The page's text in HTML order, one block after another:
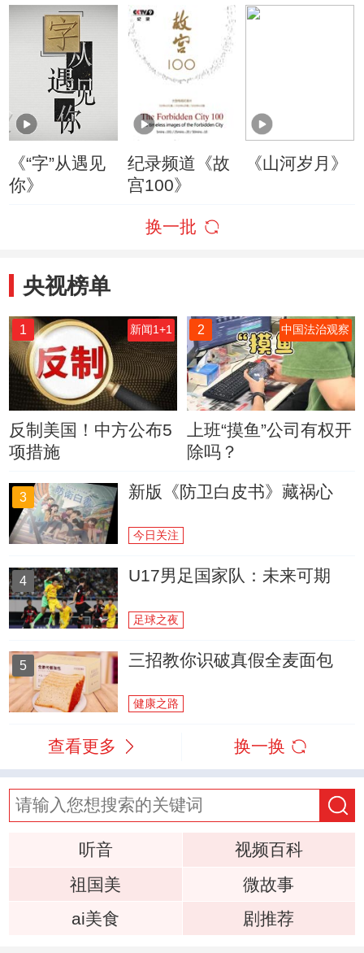
《“字”从遇见
你》
纪录频道《故
宫100》
《山河岁月》
换一批
央视榜单
1 新闻1+1
反制美国！中方公布5
项措施
2 中国法治观察
上班“摸鱼”公司有权开
除吗？
3 新版《防卫白皮书》藏祸心
今日关注
4 U17男足国家队：未来可期
足球之夜
5 三招教你识破真假全麦面包
健康之路
查看更多 换一换
听音
视频百科
祖国美
微故事
ai美食
剧推荐